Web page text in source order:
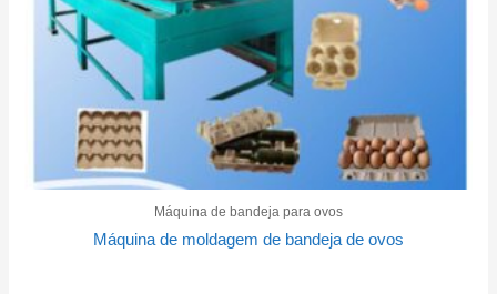
Máquina de bandeja para ovos
Máquina de moldagem de bandeja de ovos